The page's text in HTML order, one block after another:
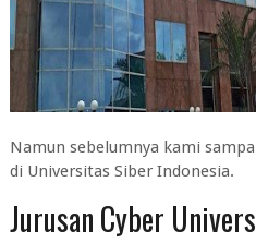
Namun sebelumnya kami
di Universitas Siber Indonesia.
Jurusan Cyber